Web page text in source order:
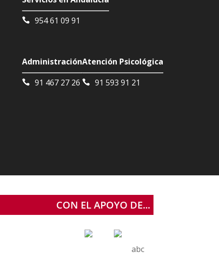
954 61 09 91
Administración
91 467 27 26
Atención Psicológica
91 593 91 21
CON EL APOYO DE...
abc